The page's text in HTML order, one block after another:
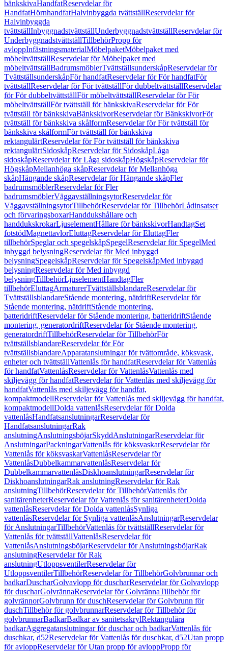
bänkskivaHandfatReservdelar för
HandfatHörnhandfatHalvinbyggda tvättställReservdelar för
Halvinbyggda
tvättställInbyggnadstvättställUnderbyggnadstvättställReservdelar för
UnderbyggnadstvättställTillbehörPropp för
avloppInfästningsmaterialMöbelpaketMöbelpaket med
möbeltvättställReservdelar för Möbelpaket med
möbeltvättställBadrumsmöblerTvättställsunderskåpReservdelar för
TvättställsunderskåpFör handfatReservdelar för För handfatFör
tvättställReservdelar för För tvättställFör dubbeltvättställReservdelar
för För dubbeltvättställFör möbeltvättställReservdelar för För
möbeltvättställFör tvättställ för bänkskivaReservdelar för För
tvättställ för bänkskivaBänkskivorReservdelar för BänkskivorFör
tvättställ för bänkskiva skålformReservdelar för För tvättställ för
bänkskiva skålformFör tvättställ för bänkskiva
rektangulärtReservdelar för För tvättställ för bänkskiva
rektangulärtSidoskåpReservdelar för SidoskåpLåga
sidoskåpReservdelar för Låga sidoskåpHögskåpReservdelar för
HögskåpMellanhöga skåpReservdelar för Mellanhöga
skåpHängande skåpReservdelar för Hängande skåpFler
badrumsmöblerReservdelar för Fler
badrumsmöblerVäggavställningsytorReservdelar för
VäggavställningsytorTillbehörReservdelar för TillbehörLådinsatser
och förvaringsboxarHanddukshållare och
handdukskrokarLjuselementHållare för bänkskivorHandtagSet
fotstödMagnettavlorEluttagReservdelar för EluttagFler
tillbehörSpeglar och spegelskåpSpegelReservdelar för SpegelMed
inbyggd belysningReservdelar för Med inbyggd
belysningSpegelskåpReservdelar för SpegelskåpMed inbyggd
belysningReservdelar för Med inbyggd
belysningTillbehörLjuselementHandtagFler
tillbehörEluttagArmaturerTvättställsblandareReservdelar för
TvättställsblandareStående montering, nätdriftReservdelar för
Stående montering, nätdriftStående montering,
batteridriftReservdelar för Stående montering, batteridriftStående
montering, generatordriftReservdelar för Stående montering,
generatordriftTillbehörReservdelar för TillbehörFör
tvättställsblandareReservdelar för För
tvättställsblandareApparatanslutningar för tvättområde, köksvask,
enheter och tvättställVattenlås för handfatReservdelar för Vattenlås
för handfatVattenlåsReservdelar för VattenlåsVattenlås med
skiljevägg för handfatReservdelar för Vattenlås med skiljevägg för
handfatVattenlås med skiljevägg för handfat,
kompaktmodellReservdelar för Vattenlås med skiljevägg för handfat,
kompaktmodellDolda vattenlåsReservdelar för Dolda
vattenlåsHandfatsanslutningarReservdelar för
HandfatsanslutningarRak
anslutningAnslutningsböjarSkyddAnslutningarReservdelar för
AnslutningarPackningarVattenlås för köksvaskarReservdelar för
Vattenlås för köksvaskarVattenlåsReservdelar för
VattenlåsDubbelkammarvattenlåsReservdelar för
DubbelkammarvattenlåsDiskhoanslutningarReservdelar för
DiskhoanslutningarRak anslutningReservdelar för Rak
anslutningTillbehörReservdelar för TillbehörVattenlås för
sanitärenheterReservdelar för Vattenlås för sanitärenheterDolda
vattenlåsReservdelar för Dolda vattenlåsSynliga
vattenlåsReservdelar för Synliga vattenlåsAnslutningarReservdelar
för AnslutningarTillbehörVattenlås för tvättställReservdelar för
Vattenlås för tvättställVattenlåsReservdelar för
VattenlåsAnslutningsböjarReservdelar för AnslutningsböjarRak
anslutningReservdelar för Rak
anslutningUtloppsventilerReservdelar för
UtloppsventilerTillbehörReservdelar för TillbehörGolvbrunnar och
badkarDuscharGolvavlopp för duscharReservdelar för Golvavlopp
för duscharGolvrännaReservdelar för GolvrännaTillbehör för
golvrännorGolvbrunn för duschReservdelar för Golvbrunn för
duschTillbehör för golvbrunnarReservdelar för Tillbehör för
golvbrunnarBadkarBadkar av sanitetsakrylRektangulära
badkarAggregatanslutningar för duschar och badkarVattenlås för
duschkar, d52Reservdelar för Vattenlås för duschkar, d52Utan propp
för avloppReservdelar för Utan propp för avloppPropp för